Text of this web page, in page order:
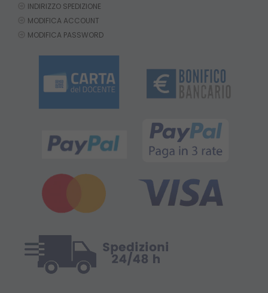
INDIRIZZO SPEDIZIONE
MODIFICA ACCOUNT
MODIFICA PASSWORD